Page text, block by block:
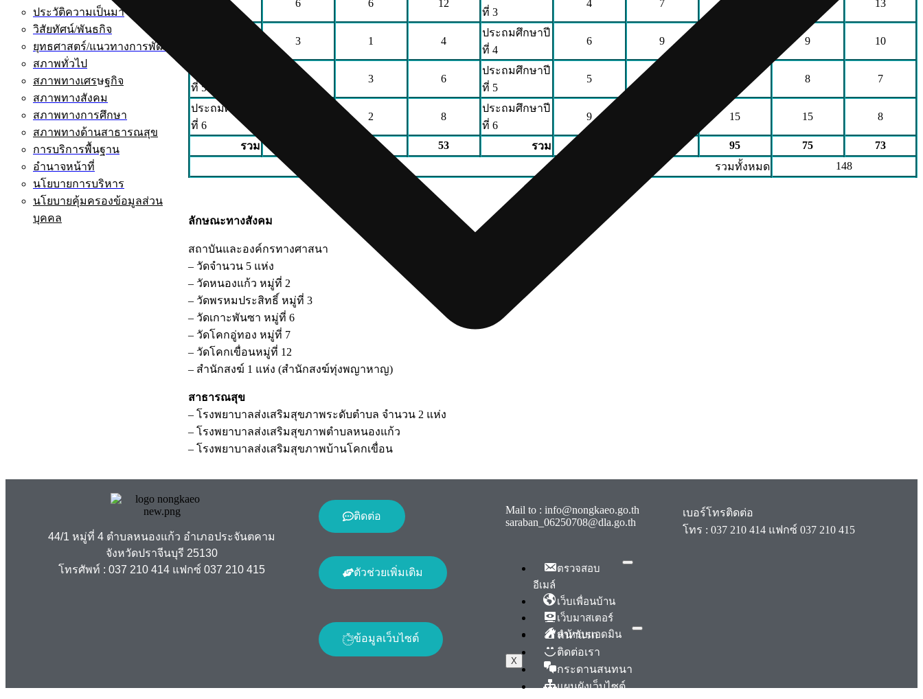
คณะผู้บริหาร
สำนักปลัด
ประวัติความเป็นมา
วิสัยทัศน์/พันธกิจ
ยุทธศาสตร์/แนวทางการพัฒนา
สภาพทั่วไป
สภาพทางเศรษฐกิจ
สภาพทางสังคม
สภาพทางการศึกษา
สภาพทางด้านสาธารณสุข
การบริการพื้นฐาน
อำนาจหน้าที่
นโยบายการบริหาร
นโยบายคุ้มครองข้อมูลส่วน
บุคคล
6 6 12
ที่ 3
4 7 13
3 1 4
ประถมศึกษาปี
ที่ 4
6 9 9 10
ที่ 5
3 6
ประถมศึกษาปี
ที่ 5
5 8 7
ประถมศึกษาปี
ที่ 6
2 8
ประถมศึกษาปี
ที่ 6
9 15 15 8
รวม 53 รวม 95 75
73
รวมทั้งหมด
148
ลักษณะทางสังคม
สถาบันและองค์กรทางศาสนา
– วัดจำนวน 5 แห่ง
– วัดหนองแก้ว หมู่ที่ 2
– วัดพรหมประสิทธิ์ หมู่ที่ 3
– วัดเกาะพันซา หมู่ที่ 6
– วัดโคกอู่ทอง หมู่ที่ 7
– วัดโคกเขื่อนหมู่ที่ 12
– สำนักสงฆ์ 1 แห่ง (สำนักสงฆ์ทุ่งพญาหาญ)
สาธารณสุข
– โรงพยาบาลส่งเสริมสุขภาพระดับตำบล จำนวน 2 แห่ง
– โรงพยาบาลส่งเสริมสุขภาพตำบลหนองแก้ว
– โรงพยาบาลส่งเสริมสุขภาพบ้านโคกเขื่อน
44/1 หมู่ที่ 4 ตำบลหนองแก้ว อำเภอประจันตคาม
จังหวัดปราจีนบุรี 25130
โทรศัพท์ :037 210 414 แฟกซ์ 037 210 415
ติดต่อ
Mail to : info@nongkaeo.go.th
saraban_06250708@dla.go.th
เบอร์โทรติดต่อ
โทร :037 210 414 แฟกซ์ 037 210 415
ตัวช่วยเพิ่มเติม
ตรวจสอบ
อีเมล์
เว็บเพื่อนบ้าน
เว็บมาสเตอร์
สำหรับแอดมิน
X
ข้อมูลเว็บไซต์
หน้าแรก
ติดต่อเรา
กระดานสนทนา
แผนผังเว็บไซต์